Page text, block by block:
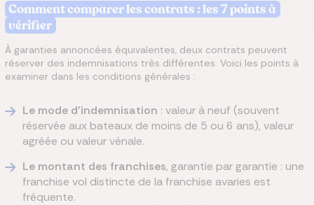
Comment comparer les contrats : les 7 points à
vérifier
À garanties annoncées équivalentes, deux contrats peuvent
réserver des indemnisations très différentes. Voici les points à
examiner dans les conditions générales :
Le mode d'indemnisation : valeur à neuf (souvent
réservée aux bateaux de moins de 5 ou 6 ans), valeur
agréée ou valeur vénale.
Le montant des franchises, garantie par garantie : une
franchise vol distincte de la franchise avaries est
fréquente.